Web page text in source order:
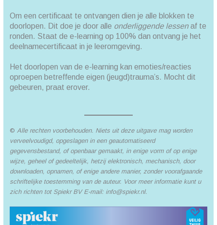
Om een certificaat te ontvangen dien je alle blokken te
doorlopen. Dit doe je door alle onderliggende lessenaf te
ronden. Staat de e-learning op 100% dan ontvang je het
deelnamecertificaat in je leeromgeving.
Het doorlopen van de e-learning kan emoties/reacties
oproepen betreffende eigen (jeugd)trauma’s. Mocht dit
gebeuren, praat erover.
© Alle rechten voorbehouden. Niets uit deze uitgave mag worden
verveelvoudigd, opgeslagen in een geautomatiseerd
gegevensbestand, of openbaar gemaakt, in enige vorm of op enige
wijze, geheel of gedeeltelijk, hetzij elektronisch, mechanisch, door
downloaden, opnamen, of enige andere manier, zonder voorafgaande
schriftelijke toestemming van de auteur. Voor meer informatie kunt u
zich richten tot Spiekr BV E-mail: info@spiekr.nl.